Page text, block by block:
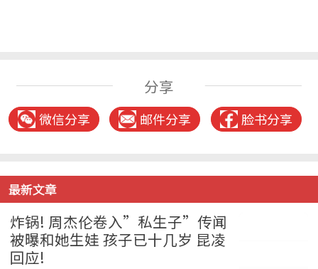
分享
微信分享 邮件分享 脸书分享
最新文章
炸锅! 周杰伦卷入”私生子”传闻
被曝和她生娃 孩子已十几岁 昆凌
回应!